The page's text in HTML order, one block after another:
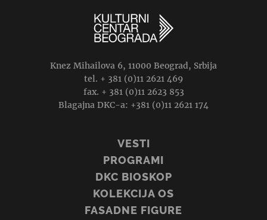
Knez Mihailova 6, 11000 Beograd, Srbija
tel. + 381 (0)11 2621 469
fax. + 381 (0)11 2623 853
Blagajna DKC-a: +381 (0)11 2621 174
VESTI
PROGRAMI
DKC BIOSKOP
KOLEKCIJA OS
FASADNE FIGURE